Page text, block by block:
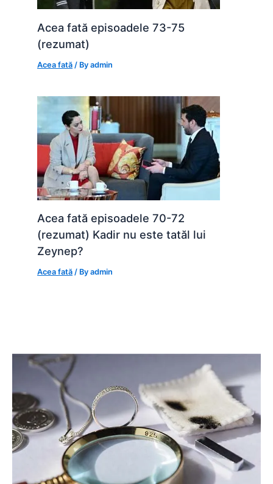
Acea fată episoadele 73-75
(rezumat)
Acea fată / Byadmin
Acea fată episoadele 70-72
(rezumat) Kadir nu este tatăl lui
Zeynep?
Acea fată / Byadmin